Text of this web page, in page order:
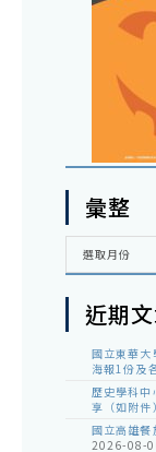
彙整
彙
選取月份
近期
國立東華大
海報1份及
歷史學科
享（如附件）
國立高雄
2026-08-